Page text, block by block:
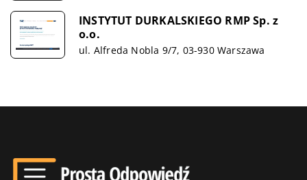
INSTYTUT DURKALSKIEGO RMP Sp. z
o.o.
ul. Alfreda Nobla 9/7, 03-930 Warszawa